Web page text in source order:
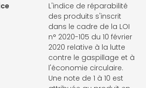
L'indice de réparabilité
des produits s'inscrit
dans le cadre de la LOI
n° 2020-105 du 10 février
2020 relative à la lutte
contre le gaspillage et à
l'économie circulaire.
Une note de 1 à 10 est